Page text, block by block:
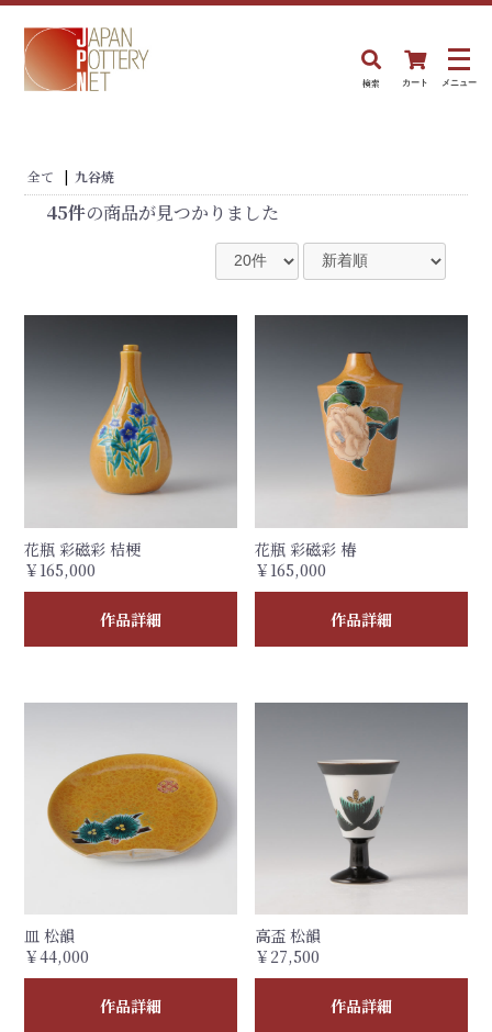
検索 カート メニュー
全て | 九谷焼
45件の商品が見つかりました
花瓶 彩磁彩 桔梗
￥165,000
作品詳細
花瓶 彩磁彩 椿
￥165,000
作品詳細
皿 松韻
￥44,000
作品詳細
高盃 松韻
￥27,500
作品詳細